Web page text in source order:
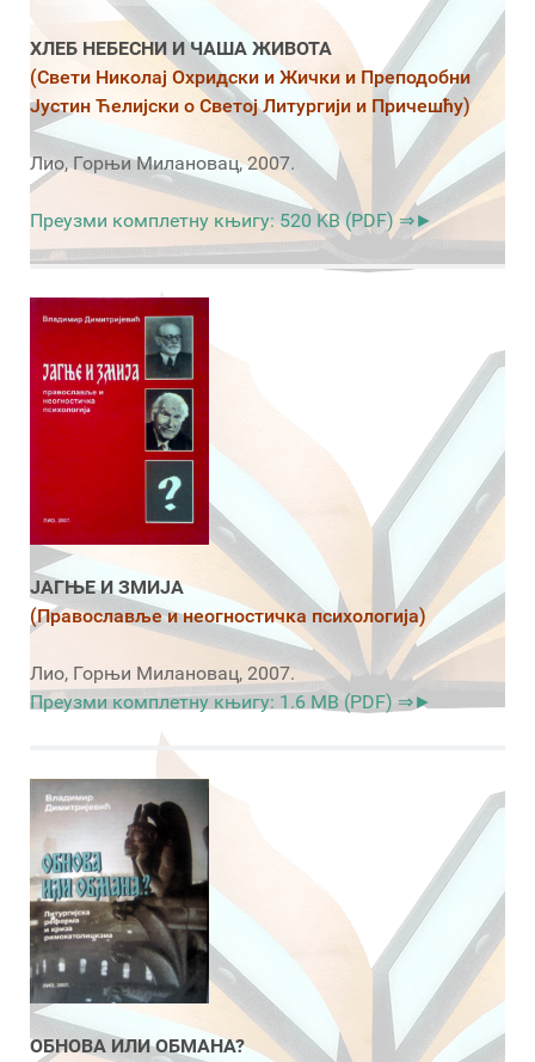
ХЛЕБ НЕБЕСНИ И ЧАША ЖИВОТА
(Свети Николај Охридски и Жички и Преподобни
Јустин Ћелијски о Светој Литургији и Причешћу)
Лио, Горњи Милановац, 2007.
Преузми комплетну књигу: 520 KB (PDF) ⇒►
ЈАГЊЕ И ЗМИЈА
(Православље и неогностичка психологија)
Лио, Горњи Милановац, 2007.
Преузми комплетну књигу: 1.6 MB (PDF) ⇒►
ОБНОВА ИЛИ ОБМАНА?